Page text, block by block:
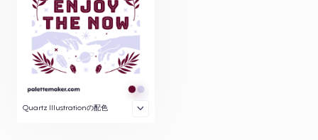
Quartz Illustrationの配色